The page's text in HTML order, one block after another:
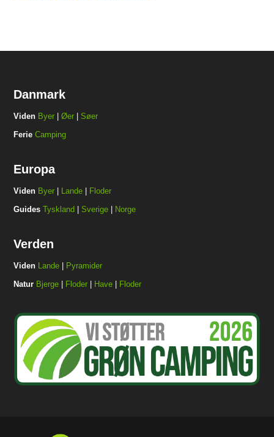
Danmark
Viden Byer |Øer |Søer
Ferie Camping
Europa
Viden Byer Lande
Floder
Guides Tyskland |Sverige Norge
Verden
Viden Lande
Pyramider
Natur Bjerge Floder Have Floder